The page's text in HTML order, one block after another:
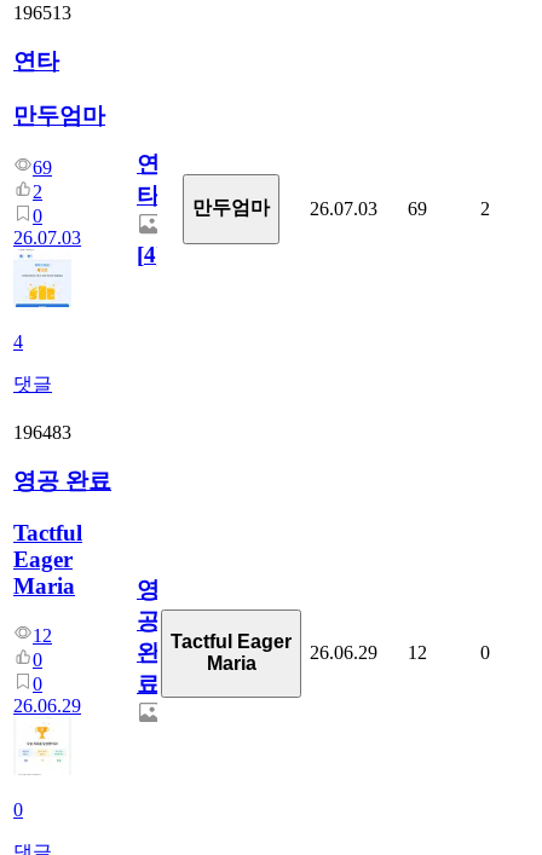
196513
연타
만두엄마
69
2
0
26.07.03
4
댓글
연
타
[4]
만두엄마 26.07.03 69 2
196483
영공 완료
Tactful
Eager
Maria
12
0
0
26.06.29
0
영
공
완
료
Tactful Eager
Maria
26.06.29 12 0